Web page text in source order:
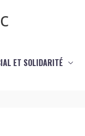
ET SOLIDARITÉ